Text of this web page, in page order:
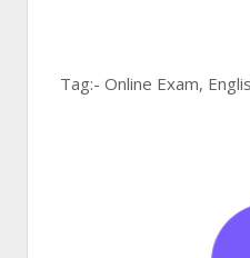
Tag:- Online Exam,